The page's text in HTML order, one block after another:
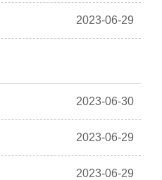
2023-06-29
2023-06-30
2023-06-29
2023-06-29